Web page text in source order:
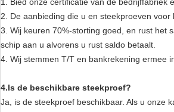
2. De aanbieding die u en steekproeven
3. Wij keuren 70%-storting goed, en rust het
schip aan u alvorens u rust saldo betaalt.
4. Wij stemmen T/T en bankrekening ermee
4.Is de beschikbare steekproef?
Ja, is de steekproef beschikbaar. Als u onze